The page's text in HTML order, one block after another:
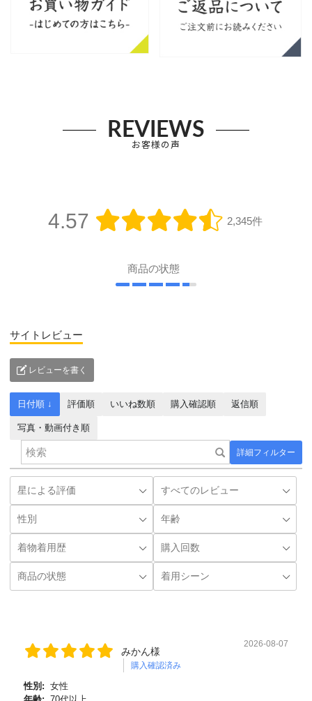
REVIEWS
お客様の声
4.57 2,345件
商品の状態
サイトレビュー
レビューを書く
詳細フィルター
日付順 ↓ 評価順 いいね数順 購入確認順 返信順
写真・動画付き順
みかん様
購入確認済み
2026-08-07
性別: 女性